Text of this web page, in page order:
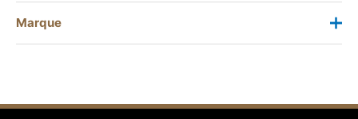
Marque
Actuellement, HART compte avec un équipe international